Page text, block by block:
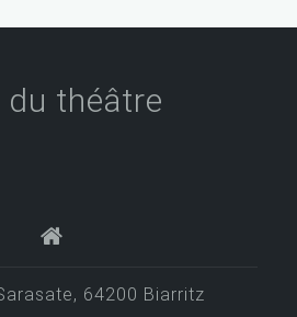
théâtre
64200 Biarritz